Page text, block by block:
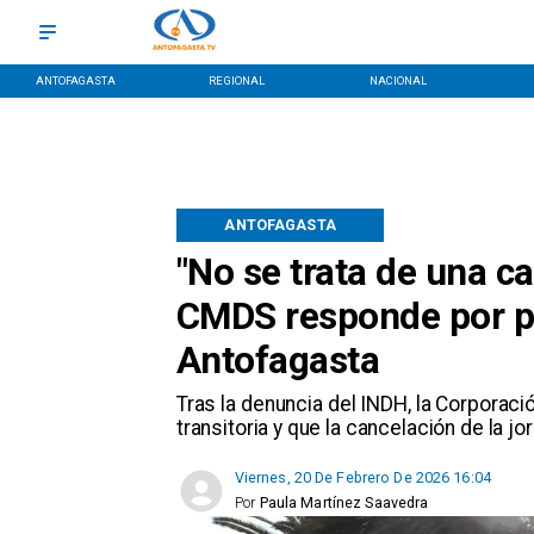
ANTOFAGASTA REGIONAL NACIONAL
"No se trata de una
CMDS responde por
Antofagasta
Tras la denuncia del INDH, la
transitoria y que la cancelación de la
ANTOFAGASTA
Viernes, 20 De Febrero De 2026 16:04
Paula Martínez Saavedra
Por